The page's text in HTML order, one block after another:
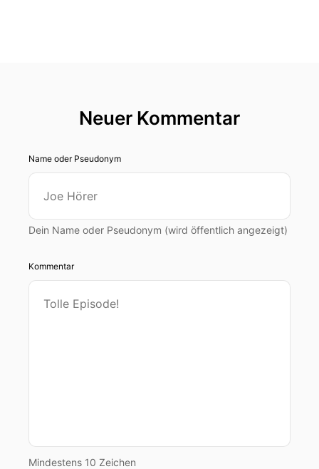
Neuer Kommentar
Name oder Pseudonym
Dein Name oder Pseudonym (wird öffentlich angezeigt)
Kommentar
Mindestens 10 Zeichen